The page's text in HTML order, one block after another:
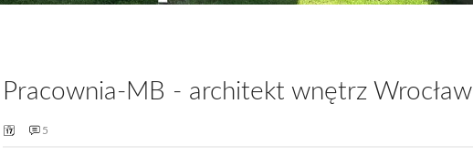
Pracownia-MB - architekt wnętrz Wrocław
5